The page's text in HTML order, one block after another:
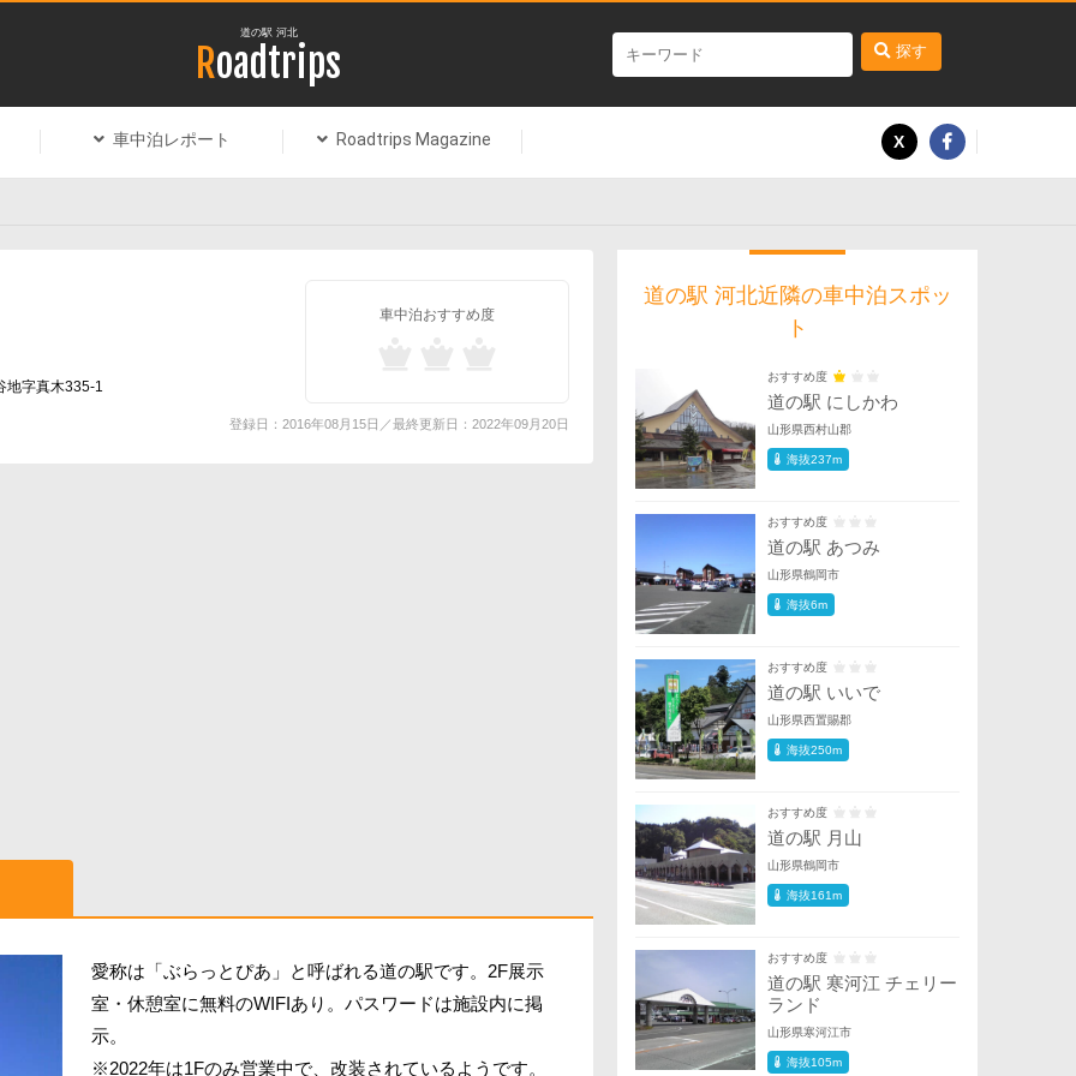
道の駅 河北
Roadtrips 探す
車中泊レポート Roadtrips Magazine
地字真木335-1
車中泊おすすめ度
登録日：2016年08月15日／最終更新日：2022年09月20日
愛称は「ぶらっとぴあ」と呼ばれる道の駅です。2F展示
室・休憩室に無料のWIFIあり。パスワードは施設内に掲
示。
※2022年は1Fのみ営業中で、改装されているようです。
道の駅 河北近隣の車中泊スポッ
ト
おすすめ度
道の駅 にしかわ
山形県西村山郡
海抜237m
おすすめ度
道の駅 あつみ
山形県鶴岡市
海抜6m
おすすめ度
道の駅 いいで
山形県西置賜郡
海抜250m
おすすめ度
道の駅 月山
山形県鶴岡市
海抜161m
おすすめ度
道の駅 寒河江 チェリー
ランド
山形県寒河江市
海抜105m